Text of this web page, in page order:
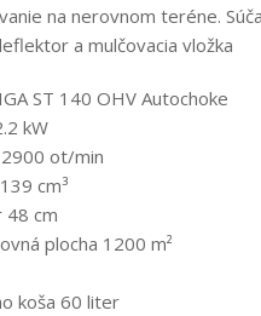
na nerovnom teréne.
a mulčovacia vložka
ST 140 OHV Autochoke
kW
ot/min
cm³
48 cm
plocha 1200 m²
koša 60 liter